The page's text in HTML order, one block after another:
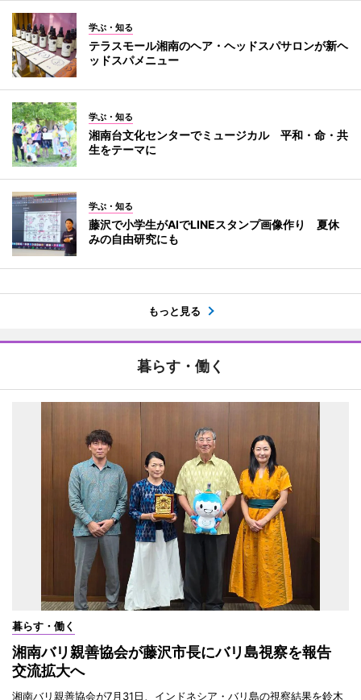
学ぶ・知る
テラスモール湘南のヘア・ヘッドスパサロンが新ヘ
ッドスパメニュー
学ぶ・知る
湘南台文化センターでミュージカル 平和・命・共
生をテーマに
学ぶ・知る
藤沢で小学生がAIでLINEスタンプ画像作り 夏休
みの自由研究にも
もっと見る
暮らす・働く
暮らす・働く
湘南バリ親善協会が藤沢市長にバリ島視察を報告
交流拡大へ
湘南バリ親善協会が7月31日、インドネシア・バリ島の視察結果を鈴木